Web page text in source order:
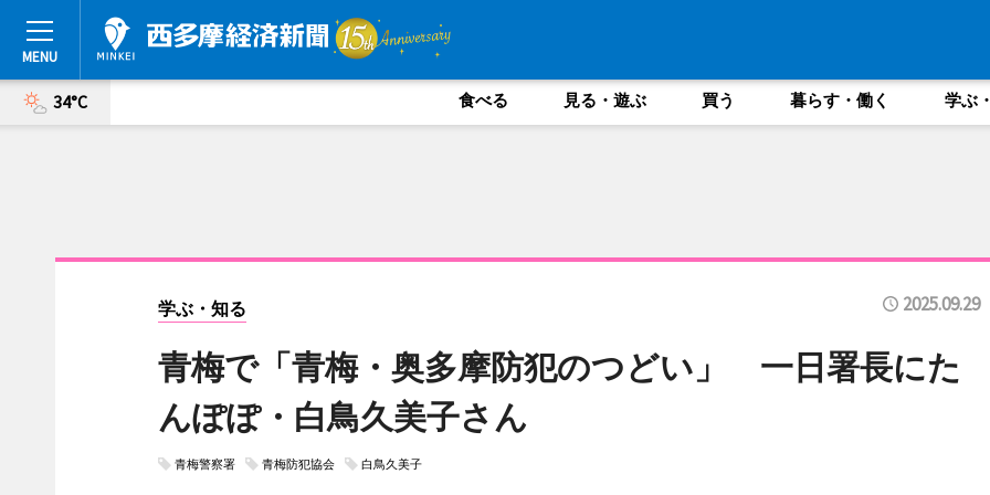
34°C 食べる 見る・遊ぶ 買う 暮らす・働く 学ぶ
学ぶ・知る 2025.09.29
青梅で「青梅・奥多摩防犯のつどい」 一日署長にた
んぽぽ・白鳥久美子さん
青梅警察署 青梅防犯協会 白鳥久美子